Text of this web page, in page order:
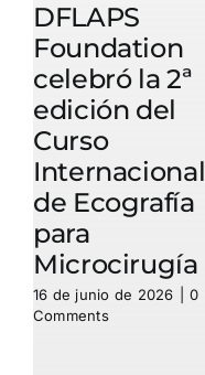
DFLAPS
Foundation
celebró la 2ª
edición del
Curso
Internacional
de Ecografía
para
Microcirugía
16 de junio de 2026
0
Comments